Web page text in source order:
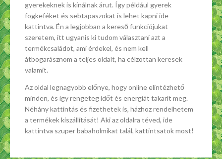
gyerekeknek is kínálnak árut. Így például gyerek
fogkeféket és sebtapaszokat is lehet kapni ide
kattintva. Én a legjobban a kereső funkciójukat
szeretem, itt ugyanis ki tudom választani azt a
termékcsaládot, ami érdekel, és nem kell
átbogarásznom a teljes oldalt, ha célzottan keresek
valamit.
Az oldal legnagyobb előnye, hogy online elintézhető
minden, és így rengeteg időt és energiát takarít meg.
Néhány kattintás és fizethetek is, házhoz rendelhetem
a termékek kiszállítását! Aki az oldalra téved, ide
kattintva szuper babaholmikat talál, kattintsatok most!